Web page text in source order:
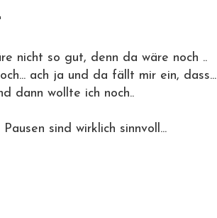
nicht so gut, denn da wäre noch ..
ach ja und da fällt mir ein, dass...
dann wollte ich noch..
sind wirklich sinnvoll...